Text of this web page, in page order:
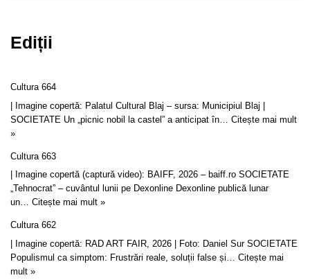
Ediții
Cultura 664
| Imagine copertă: Palatul Cultural Blaj – sursa: Municipiul Blaj |
SOCIETATE Un „picnic nobil la castel” a anticipat în… Citește mai mult
»
Cultura 663
| Imagine copertă (captură video): BAIFF, 2026 – baiff.ro SOCIETATE
„Tehnocrat” – cuvântul lunii pe Dexonline Dexonline publică lunar
un… Citește mai mult »
Cultura 662
| Imagine copertă: RAD ART FAIR, 2026 | Foto: Daniel Sur SOCIETATE
Populismul ca simptom: Frustrări reale, soluții false și… Citește mai
mult »